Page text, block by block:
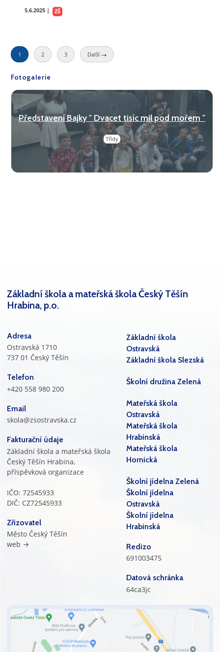
5.6.2025 | ZŠ
1 2 3 Další
Fotogalerie
Představení Bajky " Dvacet tisíc mil pod mořem "
Třídy
Základní škola a mateřská škola Český Těšín
Hrabina, p.o.
Adresa
Ostravská 1710
737 01 Český Těšín
Telefon
+420 558 980 200
Email
skola@zsostravska.cz
Fakturační údaje
Základní škola a mateřská škola
Český Těšín Hrabina,
příspěvková organizace
IČO: 72545933
DIČ: CZ72545933
Zřizovatel
Město Český Těšín
web →
Základní škola
Ostravská
Základní škola Slezská
Školní družina Zelená
Mateřská škola
Ostravská
Mateřská škola
Hrabinská
Mateřská škola
Hornická
Školní jídelna Zelená
Školní jídelna
Ostravská
Školní jídelna
Hrabinská
Redizo
691003475
Datová schránka
64ca3jc